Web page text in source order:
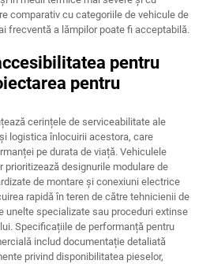
comparativ cu categoriile de vehicule de
frecventă a lămpilor poate fi acceptabilă.
pentru
pentru
cerințele de serviceabilitate ale
logistica înlocuirii acestora, care
pe durata de viață. Vehiculele
designurile modulare de
de montare și conexiuni electrice
rapidă în teren de către tehnicienii de
unelte specializate sau proceduri extinse
Specificațiile de performanță pentru
includ documentație detaliată
privind disponibilitatea pieselor,